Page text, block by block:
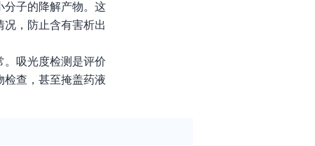
分子的降解产物。这
，防止含有害析出
。吸光度检测是评价
检查，甚至掩盖药液